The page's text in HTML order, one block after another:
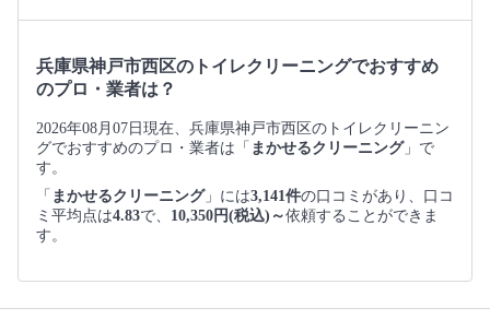
兵庫県神戸市西区のトイレクリーニングでおすすめ
のプロ・業者は？
2026年08月07日現在、兵庫県神戸市西区のトイレクリーニン
グでおすすめのプロ・業者は「 まかせるクリーニング」で
す。
「 まかせるクリーニング」には3,141件の口コミがあり、口コ
ミ平均点は4.83で、 10,350円(税込)～依頼することができま
す。